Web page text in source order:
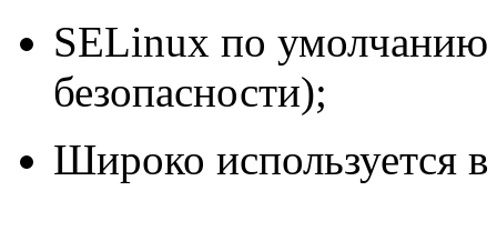
SELinux по умолчанию
безопасности);
Широко используется